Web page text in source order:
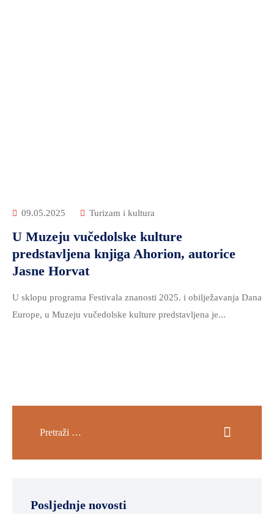
09.05.2025 Turizam i kultura
U Muzeju vučedolske kulture
predstavljena knjiga Ahorion, autorice
Jasne Horvat
U sklopu programa Festivala znanosti 2025. i obilježavanja Dana
Europe, u Muzeju vučedolske kulture predstavljena je...
Posljednje novosti